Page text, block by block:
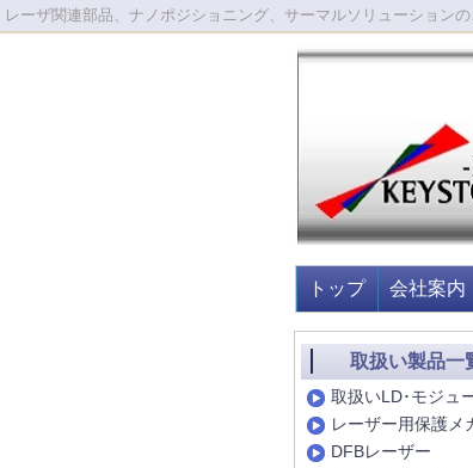
レーザ関連部品、ナノポジショニング、サーマルソリューション
トップ 会社案内
取扱い製品一
取扱いLD･モジュ
レーザー用保護メ
DFBレーザー